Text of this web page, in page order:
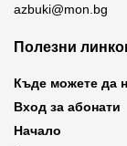
azbuki@mon.bg
Полезни
Къде можете да
Вход за абонати
Начало